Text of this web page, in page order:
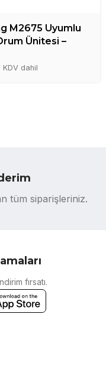
M2675 Uyumlu
Ünitesi –
KDV dahil
tüm siparişleriniz.
fırsatı.